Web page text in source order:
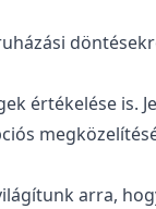
értékelése is.
arra,